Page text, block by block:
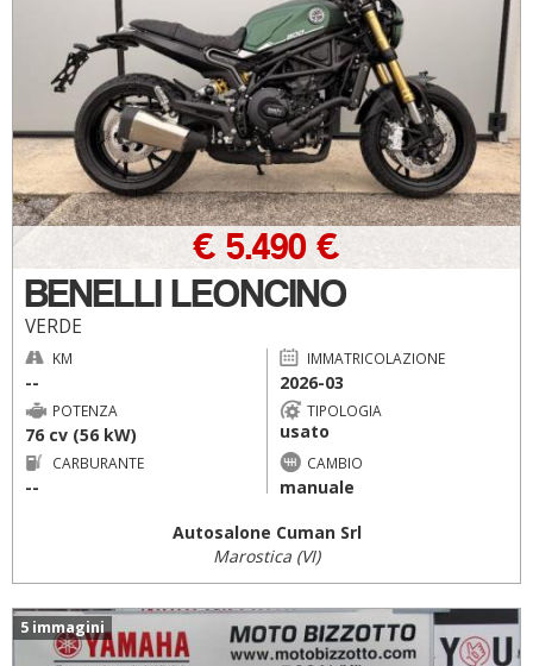
BENELLI LEONCINO
VERDE
€ 5.490 €
KM
--
IMMATRICOLAZIONE
2026-03
POTENZA
76 cv (56 kW)
TIPOLOGIA
usato
CARBURANTE
--
CAMBIO
manuale
Autosalone Cuman Srl
Marostica (VI)
5 immagini